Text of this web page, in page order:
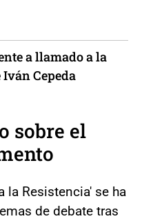
a llamado a la
Cepeda
sobre el
la Resistencia' se ha
de debate tras